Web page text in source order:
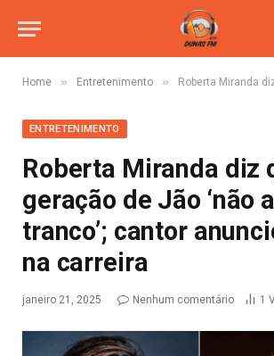
Home » Entretenimento » Roberta Miranda diz que geração de Jão ‘não
ENTRETENIMENTO
Roberta Miranda diz
geração de Jão ‘não
tranco’; cantor
na carreira
janeiro 21, 2025 Nenhum comentário 1